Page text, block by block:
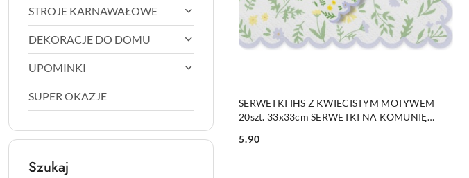
STROJE KARNAWAŁOWE
DEKORACJE DO DOMU
UPOMINKI
SUPER OKAZJE
Szukaj
SERWETKI IHS Z KWIECISTYM MOTYWEM
20szt. 33x33cm SERWETKI NA KOMUNIĘ
Cena:
5.90